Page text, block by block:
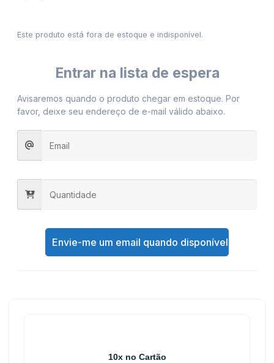
Este produto está fora de estoque e indisponível.
Entrar na lista de espera
Avisaremos quando o produto chegar em estoque. Por
favor, deixe seu endereço de e-mail válido abaixo.
Envie-me um email quando disponível
10x no Cartão